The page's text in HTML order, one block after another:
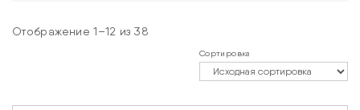
Отображение 1–12 из 38
Сортировка